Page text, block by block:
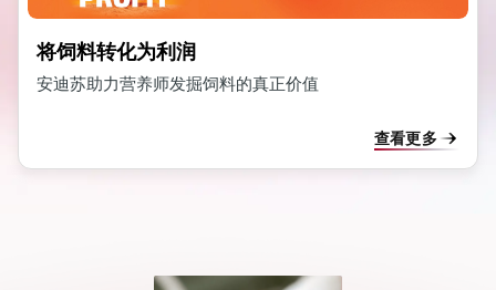
将饲料转化为利润
安迪苏助力营养师发掘饲料的真正价值
查看更多